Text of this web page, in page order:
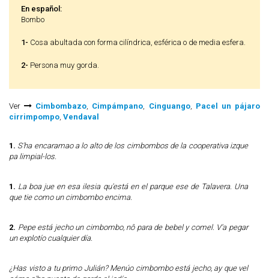
En español:
Bombo
1- Cosa abultada con forma cilíndrica, esférica o de media esfera.
2- Persona muy gorda.
Ver Cimbombazo, Cimpámpano, Cinguango, Pacel un pájaro
cirrimpompo, Vendaval
1. S'ha encaramao a lo alto de los cimbombos de la cooperativa izque
pa limpial-los.
1. La boa jue en esa ilesia qu'está en el parque ese de Talavera. Una
que tie como un cimbombo encima.
2. Pepe está jecho un cimbombo, nô para de bebel y comel. V'a pegar
un explotío cualquier día.
¿Has visto a tu primo Julián? Menúo cimbombo está jecho, ay que vel